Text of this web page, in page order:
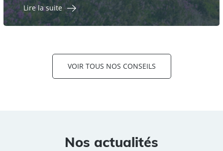
Lire la suite
VOIR TOUS NOS CONSEILS
Nos actualités